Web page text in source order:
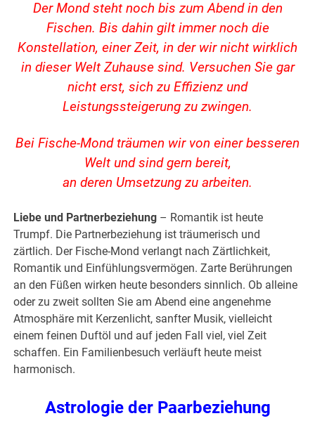
Der Mond steht noch bis zum Abend in den
Fischen. Bis dahin gilt immer noch die
Konstellation, einer Zeit, in der wir nicht wirklich
in dieser Welt Zuhause sind. Versuchen Sie gar
nicht erst, sich zu Effizienz und
Leistungssteigerung zu zwingen.
Bei Fische-Mond träumen wir von einer besseren
Welt und sind gern bereit,
an deren Umsetzung zu arbeiten.
Liebe und Partnerbeziehung – Romantik ist heute
Trumpf. Die Partnerbeziehung ist träumerisch und
zärtlich. Der Fische-Mond verlangt nach Zärtlichkeit,
Romantik und Einfühlungsvermögen. Zarte Berührungen
an den Füßen wirken heute besonders sinnlich. Ob alleine
oder zu zweit sollten Sie am Abend eine angenehme
Atmosphäre mit Kerzenlicht, sanfter Musik, vielleicht
einem feinen Duftöl und auf jeden Fall viel, viel Zeit
schaffen. Ein Familienbesuch verläuft heute meist
harmonisch.
Astrologie der Paarbeziehung